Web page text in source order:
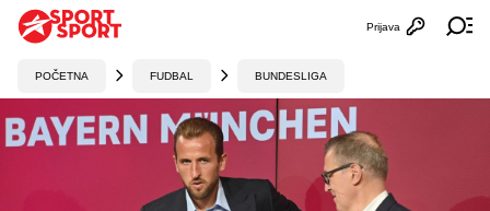
Otvori
Prijava
POČETNA FUDBAL BUNDESLIGA